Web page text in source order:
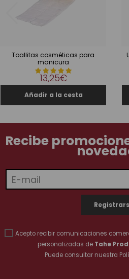
Toallitas cosméticas para
manicura
13,25€
Recibe
Acepto recibir comunicaciones
personalizadas de Tahe
Puede consultar nuestra